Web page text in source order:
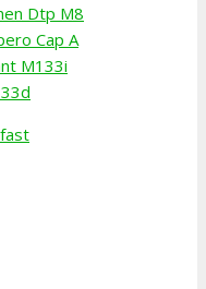
Dtp M8
Cap A
M133i